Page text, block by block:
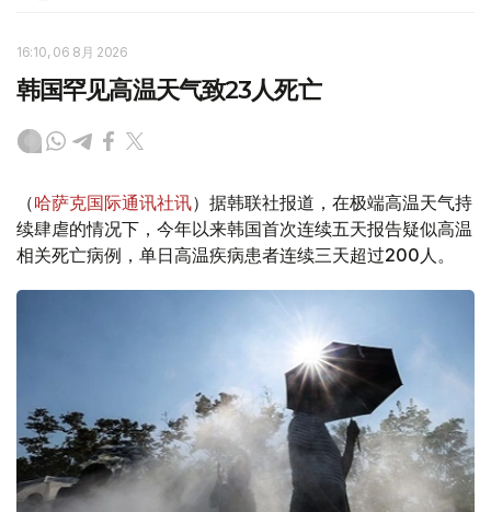
16:10, 06 8月 2026
韩国罕见高温天气致23人死亡
（哈萨克国际通讯社讯）据韩联社报道，在极端高温天气持
续肆虐的情况下，今年以来韩国首次连续五天报告疑似高温
相关死亡病例，单日高温疾病患者连续三天超过200人。